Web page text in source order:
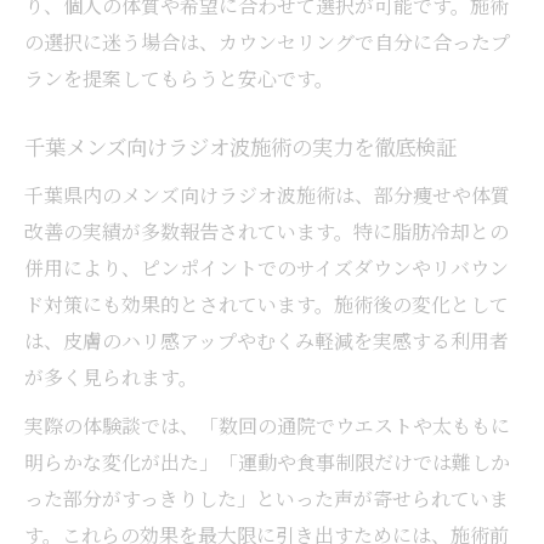
ラジオ波効果とセルライト対策の実感目安
ト
り、個人の体質や希望に合わせて選択が可能です。施術
の選択に迷う場合は、カウンセリングで自分に合ったプ
ランを提案してもらうと安心です。
千葉メンズ向けラジオ波施術の実力を徹底検証
千葉県内のメンズ向けラジオ波施術は、部分痩せや体質
改善の実績が多数報告されています。特に脂肪冷却との
併用により、ピンポイントでのサイズダウンやリバウン
ド対策にも効果的とされています。施術後の変化として
は、皮膚のハリ感アップやむくみ軽減を実感する利用者
が多く見られます。
実際の体験談では、「数回の通院でウエストや太ももに
明らかな変化が出た」「運動や食事制限だけでは難しか
った部分がすっきりした」といった声が寄せられていま
す。これらの効果を最大限に引き出すためには、施術前